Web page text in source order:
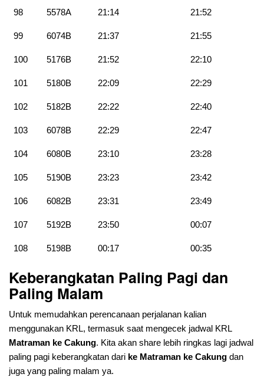
98 5578A 21:14 21:52
99 6074B 21:37 21:55
100 5176B 21:52 22:10
101 5180B 22:09 22:29
102 5182B 22:22 22:40
103 6078B 22:29 22:47
104 6080B 23:10 23:28
105 5190B 23:23 23:42
106 6082B 23:31 23:49
107 5192B 23:50 00:07
108 5198B 00:17 00:35
Keberangkatan Paling Pagi dan
Paling Malam
Untuk memudahkan perencanaan perjalanan kalian
menggunakan KRL, termasuk saat mengecek jadwal KRL
Matraman ke Cakung. Kita akan share lebih ringkas lagi jadwal
paling pagi keberangkatan dari ke Matraman ke Cakung dan
juga yang paling malam ya.